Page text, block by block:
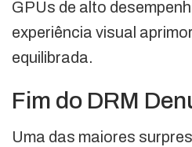
GPUs de alto
experiência visual
equilibrada.
Fim do DRM
Uma das maiores